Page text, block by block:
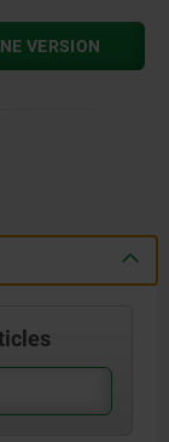
VERSION